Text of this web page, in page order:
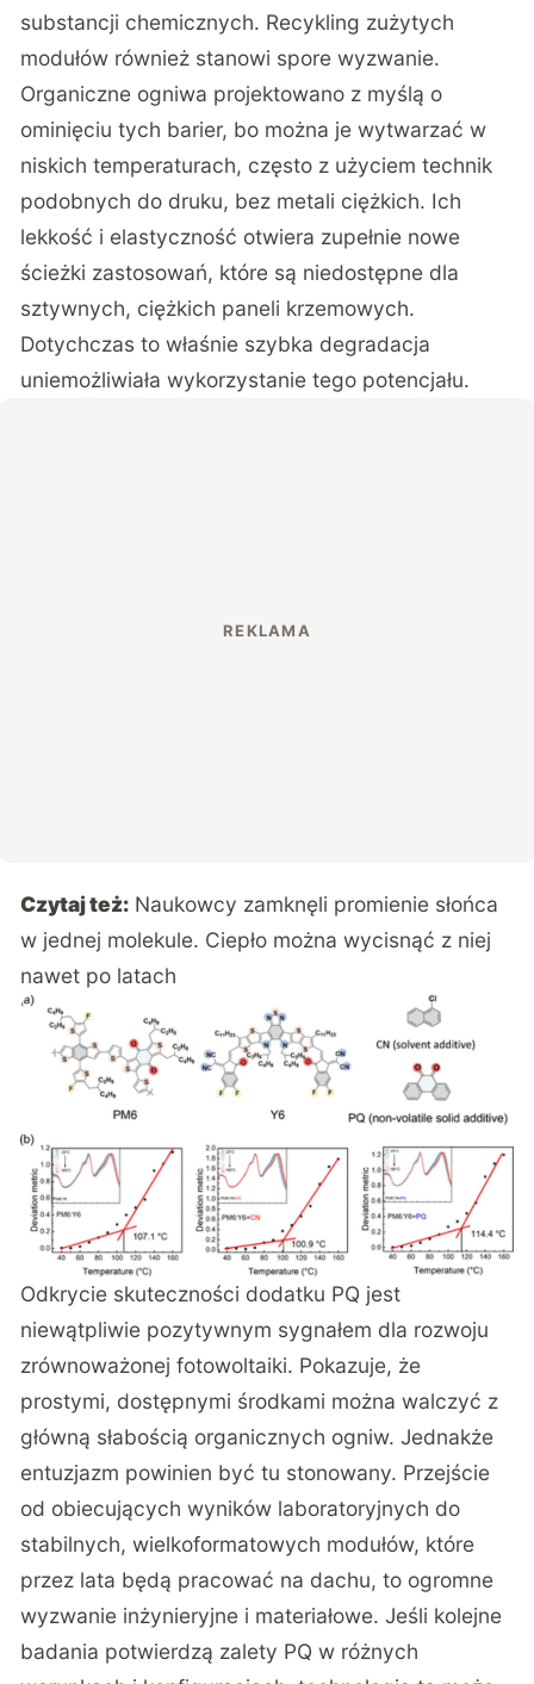
substancji chemicznych. Recykling zużytych
modułów również stanowi spore wyzwanie.
Organiczne ogniwa projektowano z myślą o
ominięciu tych barier, bo można je wytwarzać w
niskich temperaturach, często z użyciem technik
podobnych do druku, bez metali ciężkich. Ich
lekkość i elastyczność otwiera zupełnie nowe
ścieżki zastosowań, które są niedostępne dla
sztywnych, ciężkich paneli krzemowych.
Dotychczas to właśnie szybka degradacja
uniemożliwiała wykorzystanie tego potencjału.
Czytaj też: Naukowcy zamknęli promienie słońca
w jednej molekule. Ciepło można wycisnąć z niej
nawet po latach
Odkrycie skuteczności dodatku PQ jest
niewątpliwie pozytywnym sygnałem dla rozwoju
zrównoważonej fotowoltaiki. Pokazuje, że
prostymi, dostępnymi środkami można walczyć z
główną słabością organicznych ogniw. Jednakże
entuzjazm powinien być tu stonowany. Przejście
od obiecujących wyników laboratoryjnych do
stabilnych, wielkoformatowych modułów, które
przez lata będą pracować na dachu, to ogromne
wyzwanie inżynieryjne i materiałowe. Jeśli kolejne
badania potwierdzą zalety PQ w różnych